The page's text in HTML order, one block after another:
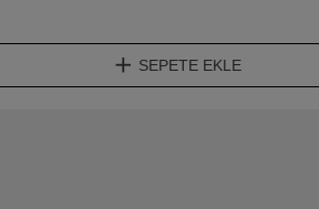
SEPETE EKLE